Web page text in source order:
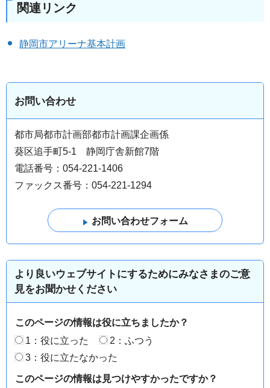
関連リンク
静岡市アリーナ基本計画
お問い合わせ
都市局都市計画部都市計画課企画係
葵区追手町5-1 静岡庁舎新館7階
電話番号：054-221-1406
ファックス番号：054-221-1294
より良いウェブサイトにするためにみなさまのご意
見をお聞かせください
このページの情報は役に立ちましたか？
1：役に立った
2：ふつう
3：役に立たなかった
このページの情報は見つけやすかったですか？